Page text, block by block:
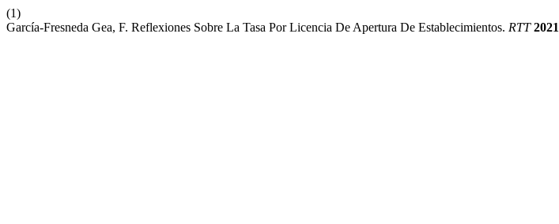
(1)
García-Fresneda Gea, F. Reflexiones Sobre La Tasa Por Licencia De Apertura De Establecimientos. RTT 2021